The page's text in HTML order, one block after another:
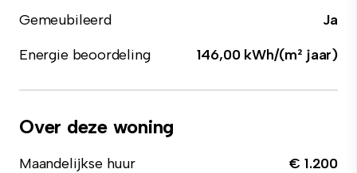
Gemeubileerd
Ja
Energie beoordeling
146,00 kWh/(m² jaar)
Over deze woning
Maandelijkse huur
€ 1.200